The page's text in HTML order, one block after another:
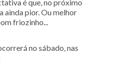
é que, no próximo
ainda pior. Ou melhor
friozinho...
no sábado, nas